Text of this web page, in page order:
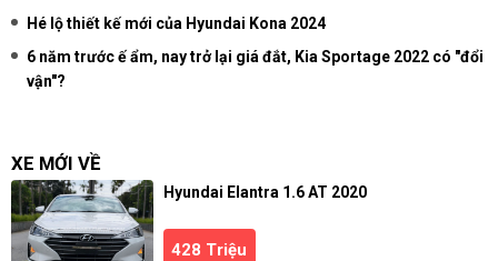
Hé lộ thiết kế mới của Hyundai Kona 2024
6 năm trước ế ẩm, nay trở lại giá đắt, Kia Sportage 2022 có "đổi
vận"?
XE MỚI VỀ
Hyundai Elantra 1.6 AT 2020
428 Triệu